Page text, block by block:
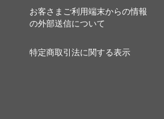
お客さまご利用端末からの情報
の外部送信について
特定商取引法に関する表示